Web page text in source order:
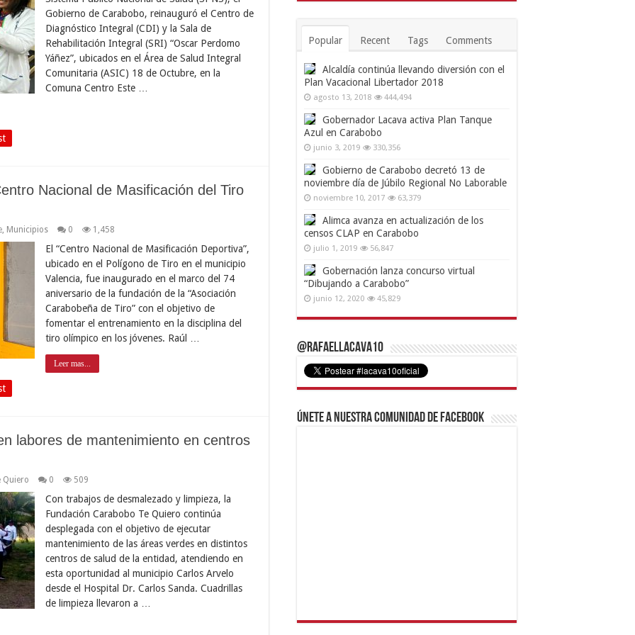
Gobierno de Carabobo, reinauguró el Centro de
Diagnóstico Integral (CDI) y la Sala de
Rehabilitación Integral (SRI) “Oscar Perdomo
Yáñez”, ubicados en el Área de Salud Integral
Comunitaria (ASIC) 18 de Octubre, en la
Comuna Centro Este …
Nacional de Masificación del Tiro
Municipios 0 1,458
El “Centro Nacional de Masificación Deportiva”,
ubicado en el Polígono de Tiro en el municipio
Valencia, fue inaugurado en el marco del 74
aniversario de la fundación de la “Asociación
Carabobeña de Tiro” con el objetivo de
fomentar el entrenamiento en la disciplina del
tiro olímpico en los jóvenes. Raúl …
Leer mas...
labores de mantenimiento en centros
Quiero 0 509
Con trabajos de desmalezado y limpieza, la
Fundación Carabobo Te Quiero continúa
desplegada con el objetivo de ejecutar
mantenimiento de las áreas verdes en distintos
centros de salud de la entidad, atendiendo en
esta oportunidad al municipio Carlos Arvelo
desde el Hospital Dr. Carlos Sanda. Cuadrillas
de limpieza llevaron a …
Popular Recent Tags Comments
Alcaldía continúa llevando diversión con el
Plan Vacacional Libertador 2018
agosto 13, 2018 444,494
Gobernador Lacava activa Plan Tanque
Azul en Carabobo
junio 3, 2019 330,356
Gobierno de Carabobo decretó 13 de
noviembre día de Júbilo Regional No Laborable
noviembre 10, 2017 63,379
Alimca avanza en actualización de los
censos CLAP en Carabobo
julio 1, 2019 56,847
Gobernación lanza concurso virtual
“Dibujando a Carabobo”
junio 12, 2020 45,829
@RafaelLacava10
Únete a nuestra comunidad de Facebook